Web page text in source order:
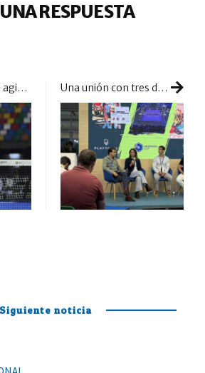
RESPUESTA
Martina y Aranza agitan la coctelera y provocan caos en 1/16 Una unión con tres destacados actores se suma al mundo del pádel
Siguiente noticia